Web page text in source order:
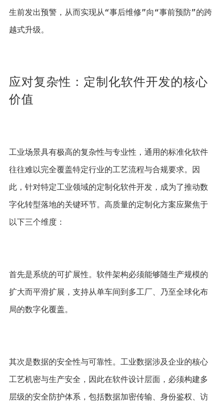
生前发出预警，从而实现从“事后维修”向“事前预防”的跨
越式升级。
应对复杂性：定制化软件开发的核心
价值
工业场景具有极高的复杂性与专业性，通用的标准化软件
往往难以完全覆盖特定行业的工艺流程与合规要求。因
此，针对特定工业领域的定制化软件开发，成为了推动数
字化转型落地的关键环节。高质量的定制化方案应聚焦于
以下三个维度：
首先是系统的可扩展性。软件架构必须能够随生产规模的
扩大而平滑扩展，支持从单车间到多工厂、乃至全球化布
局的数字化覆盖。
其次是数据的安全性与可靠性。工业数据涉及企业的核心
工艺机密与生产安全，因此在软件设计层面，必须构建多
层级的安全防护体系，包括数据加密传输、身份鉴权、访